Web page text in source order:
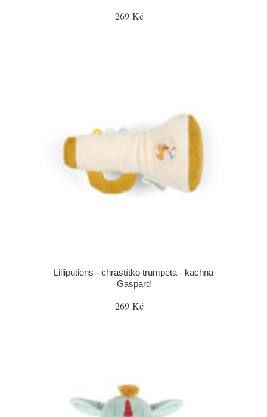
269 Kč
Lilliputiens - chrastítko trumpeta - kachna
Gaspard
269 Kč